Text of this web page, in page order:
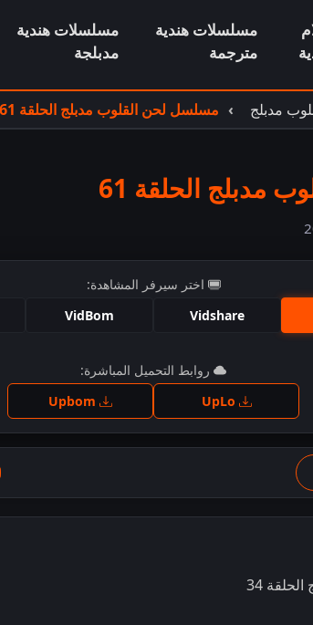
مسلسلات هندية
مترجمة
مسلسلات هندية
مدبلجة
مدبلج مسلسل لحن القلوب مدبلج الحلقة 61
الحلقة 61
اختر سيرفر المشاهدة:
Vidshare
VidBom
اضغط للمشاهدة
روابط التحميل المباشرة:
34